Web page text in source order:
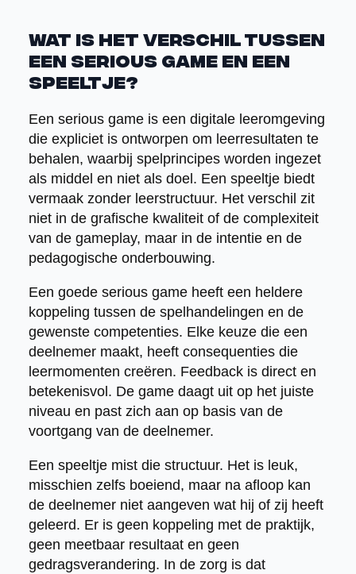
Wat is het verschil tussen
een serious game en een
speeltje?
Een serious game is een digitale leeromgeving
die expliciet is ontworpen om leerresultaten te
behalen, waarbij spelprincipes worden ingezet
als middel en niet als doel. Een speeltje biedt
vermaak zonder leerstructuur. Het verschil zit
niet in de grafische kwaliteit of de complexiteit
van de gameplay, maar in de intentie en de
pedagogische onderbouwing.
Een goede serious game heeft een heldere
koppeling tussen de spelhandelingen en de
gewenste competenties. Elke keuze die een
deelnemer maakt, heeft consequenties die
leermomenten creëren. Feedback is direct en
betekenisvol. De game daagt uit op het juiste
niveau en past zich aan op basis van de
voortgang van de deelnemer.
Een speeltje mist die structuur. Het is leuk,
misschien zelfs boeiend, maar na afloop kan
de deelnemer niet aangeven wat hij of zij heeft
geleerd. Er is geen koppeling met de praktijk,
geen meetbaar resultaat en geen
gedragsverandering. In de zorg is dat